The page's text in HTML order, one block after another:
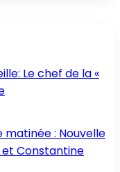
Le chef de la «
matinée : Nouvelle
Constantine